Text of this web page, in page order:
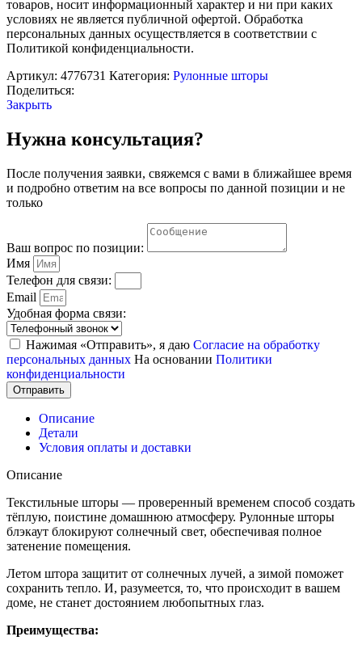
см
(с
учётом
3,5
см),
цвет
товаров, носит информационный характер и ни при каких
условиях не является публичной офертой. Обработка
персональных данных осуществляется в соответствии с
Политикой конфиденциальности.
Артикул: 4776731 Категория: Рулонные шторы
Поделиться:
Закрыть
Нужна консультация?
После получения заявки, свяжемся с вами в ближайшее время
и подробно ответим на все вопросы по данной позиции и не
только
Ваш вопрос по позиции:
Имя
Телефон для связи:
Email
Удобная форма связи:
Нажимая «Отправить», я даю Согласие на обработку
персональных данных На основании Политики
конфиденциальности
Отправить
Описание
Детали
Условия оплаты и доставки
Описание
Текстильные шторы — проверенный временем способ создать
тёплую, поистине домашнюю атмосферу. Рулонные шторы
блэкаут блокируют солнечный свет, обеспечивая полное
затенение помещения.
Летом штора защитит от солнечных лучей, а зимой поможет
сохранить тепло. И, разумеется, то, что происходит в вашем
доме, не станет достоянием любопытных глаз.
Преимущества: